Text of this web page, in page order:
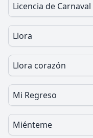
Licencia de Carnaval
Llora
Llora corazón
Mi Regreso
Miénteme